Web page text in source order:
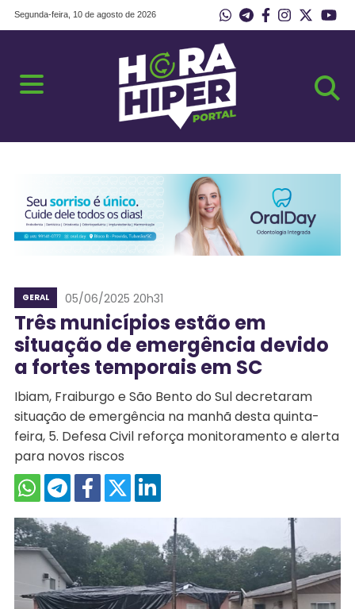
Segunda-feira, 10 de agosto de 2026
GERAL 05/06/2025 20h31
Três municípios estão em
situação de emergência devido
a fortes temporais em SC
Ibiam, Fraiburgo e São Bento do Sul decretaram
situação de emergência na manhã desta quinta-
feira, 5. Defesa Civil reforça monitoramento e alerta
para novos riscos